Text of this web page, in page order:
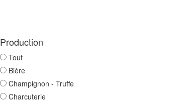
Production
Tout
Bière
Champignon - Truffe
Charcuterie